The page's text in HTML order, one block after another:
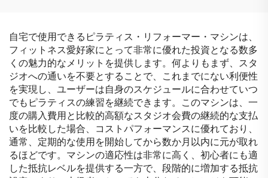
自宅で使用できるピラティス・リフォーマー・マシンは、
フィットネス愛好家にとって非常に優れた投資となる数多
くの魅力的なメリットを提供します。何よりもまず、スタ
ジオへの通いを不要とすることで、これまでにない利便性
を実現し、ユーザーは自身のスケジュールに合わせていつ
でもピラティスの練習を継続できます。このマシンは、一
度の購入費用と比較的高額なスタジオ会費の継続的な支払
いを比較した場合、コストパフォーマンスに優れており、
通常、定期的な使用を開始してから数か月以内に元が取れ
るほどです。マシンの適応性は非常に高く、初心者にも適
した抵抗レベルを提供する一方で、段階的に増加する抵抗